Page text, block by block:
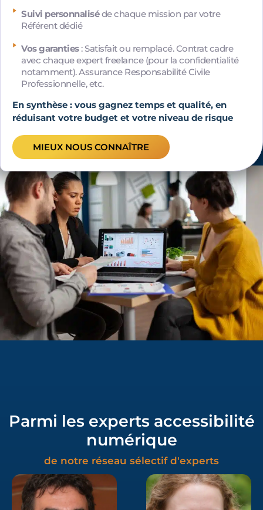
Suivi personnaliséde chaque mission par votre
Référent dédié
Vos garanties : Satisfait ou remplacé. Contrat cadre
avec chaque expert freelance (pour la confidentialité
notamment). Assurance Responsabilité Civile
Professionnelle, etc.
En synthèse : vous gagnez temps et qualité, en
réduisant votre budget et votre niveau de risque
MIEUX NOUS CONNAÎTRE
Parmi les experts accessibilité
numérique
de notre réseau sélectif d'experts